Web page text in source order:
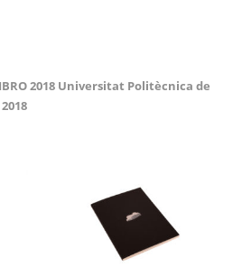
2018 Universitat Politècnica de